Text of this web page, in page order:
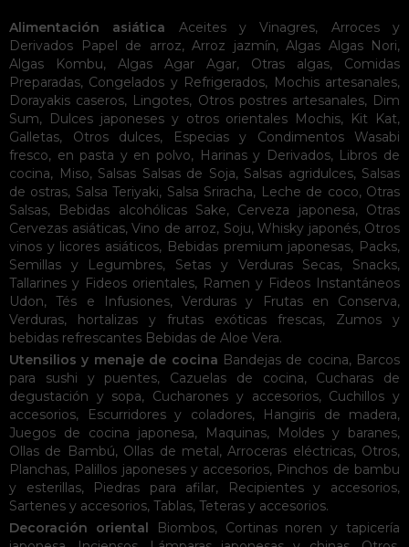
Alimentación asiática Aceites y Vinagres, Arroces y
Derivados
Papel de arroz, Arroz jazmín, Algas Algas Nori,
Algas Kombu, Algas Agar Agar, Otras algas, Comidas
Preparadas, Congelados y Refrigerados, Mochis artesanales,
Dorayakis caseros, Lingotes, Otros postres artesanales, Dim
Sum, Dulces japoneses y otros orientales Mochis, Kit Kat,
Galletas, Otros dulces, Especias y Condimentos
Wasabi
fresco, en pasta y en polvo, Harinas y Derivados, Libros de
cocina, Miso, Salsas Salsas de Soja, Salsas agridulces, Salsas
de ostras, Salsa Teriyaki, Salsa Sriracha, Leche de coco, Otras
Salsas, Bebidas alcohólicas Sake, Cerveza japonesa, Otras
Cervezas asiáticas, Vino de arroz, Soju, Whisky japonés, Otros
vinos y licores asiáticos, Bebidas premium japonesas, Packs,
Semillas y Legumbres, Setas y Verduras Secas, Snacks,
Tallarines y Fideos orientales, Ramen y Fideos Instantáneos
Udon,Tés e Infusiones, Verduras y Frutas en Conserva,
Verduras, hortalizas y frutas exóticas frescas, Zumos y
bebidas refrescantes Bebidas de Aloe Vera.
Utensilios y menaje de cocina Bandejas de cocina, Barcos
para sushi y puentes, Cazuelas de cocina, Cucharas de
degustación y sopa, Cucharones y accesorios, Cuchillos y
accesorios, Escurridores y coladores, Hangiris de madera,
Juegos de cocina japonesa, Maquinas, Moldes y baranes,
Ollas de Bambú, Ollas de metal,Arroceras eléctricas, Otros,
Planchas, Palillos japoneses y accesorios, Pinchos de bambu
y esterillas, Piedras para afilar, Recipientes y accesorios,
Sartenes y accesorios, Tablas, Teteras y accesorios.
Decoración oriental
Biombos, Cortinas noren y tapicería